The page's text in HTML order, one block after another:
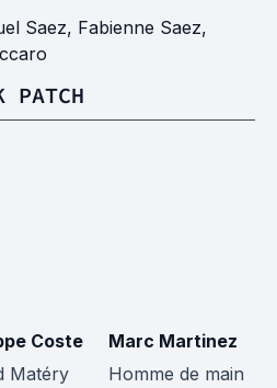
Saez, Fabienne Saez,
PATCH
Coste
Matéry
Marc Martinez
Homme de main